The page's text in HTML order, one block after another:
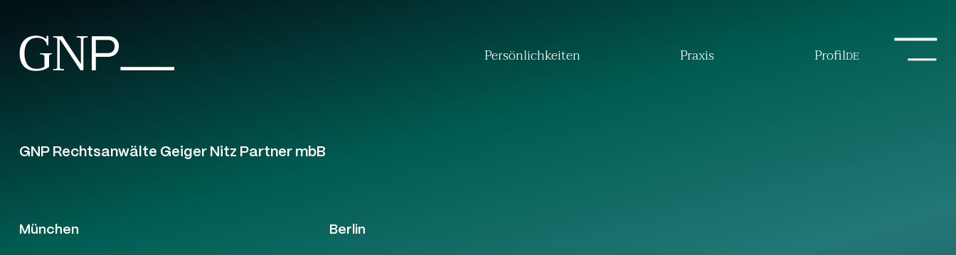
Persönlichkeiten Praxis ProfilDE
GNP Rechtsanwälte Geiger Nitz Partner mbB
München Berlin